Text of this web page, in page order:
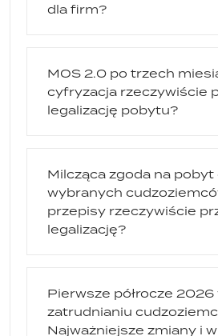
dla firm?
MOS 2.0 po trzech
cyfryzacja rzeczywiście
legalizację pobytu?
Milcząca zgoda na pobyt
wybranych
przepisy rzeczywiście
legalizację?
Pierwsze półrocze 2026
zatrudnianiu
Najważniejsze zmiany i